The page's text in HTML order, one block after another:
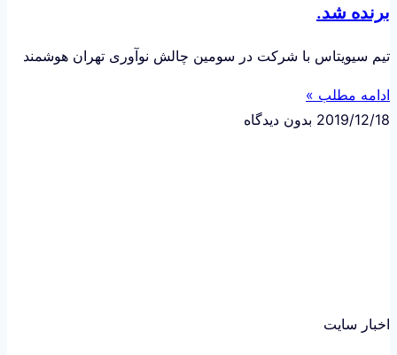
برنده شد.
تیم سیویتاس با شرکت در سومین چالش نوآوری تهران هوشمند
ادامه مطلب »
2019/12/18 بدون دیدگاه
اخبار سایت